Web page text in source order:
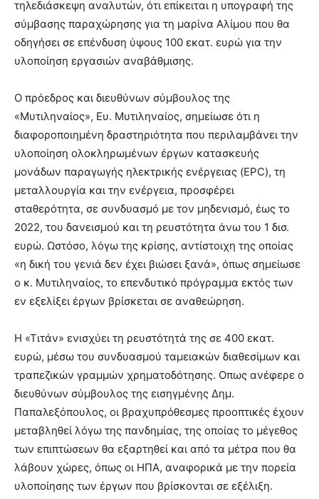
τηλεδιάσκεψη αναλυτών, ότι επίκειται η υπογραφή της
σύμβασης παραχώρησης για τη μαρίνα Αλίμου που θα
οδηγήσει σε επένδυση ύψους 100 εκατ. ευρώ για την
υλοποίηση εργασιών αναβάθμισης.
Ο πρόεδρος και διευθύνων σύμβουλος της
«Μυτιληναίος», Ευ. Μυτιληναίος, σημείωσε ότι η
διαφοροποιημένη δραστηριότητα που περιλαμβάνει την
υλοποίηση ολοκληρωμένων έργων κατασκευής
μονάδων παραγωγής ηλεκτρικής ενέργειας (EPC), τη
μεταλλουργία και την ενέργεια, προσφέρει
σταθερότητα, σε συνδυασμό με τον μηδενισμό, έως το
2022, του δανεισμού και τη ρευστότητα άνω του 1 δισ.
ευρώ. Ωστόσο, λόγω της κρίσης, αντίστοιχη της οποίας
«η δική του γενιά δεν έχει βιώσει ξανά», όπως σημείωσε
ο κ. Μυτιληναίος, το επενδυτικό πρόγραμμα εκτός των
εν εξελίξει έργων βρίσκεται σε αναθεώρηση.
Η «Τιτάν» ενισχύει τη ρευστότητά της σε 400 εκατ.
ευρώ, μέσω του συνδυασμού ταμειακών διαθεσίμων και
τραπεζικών γραμμών χρηματοδότησης. Οπως ανέφερε ο
διευθύνων σύμβουλος της εισηγμένης Δημ.
Παπαλεξόπουλος, οι βραχυπρόθεσμες προοπτικές έχουν
μεταβληθεί λόγω της πανδημίας, της οποίας το μέγεθος
των επιπτώσεων θα εξαρτηθεί και από τα μέτρα που θα
λάβουν χώρες, όπως οι ΗΠΑ, αναφορικά με την πορεία
υλοποίησης των έργων που βρίσκονται σε εξέλιξη.